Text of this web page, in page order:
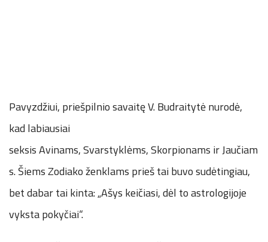
Pavyzdžiui, priešpilnio savaitę V. Budraitytė nurodė,
kad labiausiai
seksis Avinams, Svarstyklėms, Skorpionams ir Jaučiam
s. Šiems Zodiako ženklams prieš tai buvo sudėtingiau,
bet dabar tai kinta: „Ašys keičiasi, dėl to astrologijoje
vyksta pokyčiai“.